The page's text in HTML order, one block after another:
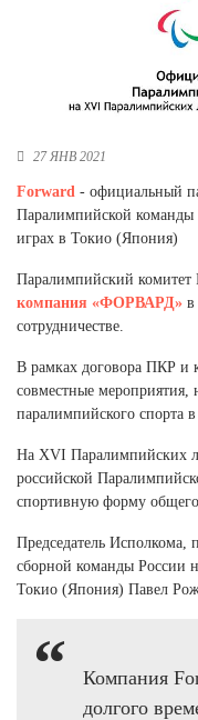
Новосибирская область (3)
Республика Башкортостан (3)
Республика Татарстан (2)
Самарская область (1)
Санкт-Петербург и ЛО (3)
Свердловская область (5)
Северная Осетия (2)
Смоленская область (1)
Томская область (1)
Тульская область (1)
Хакасия (1)
Ханты-Мансийский
Челябинская область (2)
Ямало-Ненецкий автономный
27 ЯНВ 2021
Forward - официальный
Паралимпийской
играх в Токио (Япония)
Паралимпийский комитет
компания «ФОРВАРД» в
сотрудничестве.
В рамках договора ПКР и
совместные
паралимпийского спорта в
На XVI Паралимпийских
российской
спортивную форму
Председатель
сборной команды России
Токио (Япония) Павел
Компания
долгого